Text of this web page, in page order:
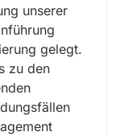
unserer
gelegt.
zu den